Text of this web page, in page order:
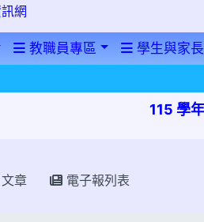
教職員專區 學生與家
115 學
章 電子報列表